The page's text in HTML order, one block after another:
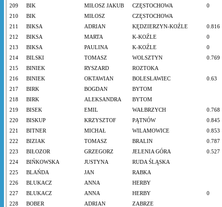
209
BIK MIŁOSZ JAKUB CZĘSTOCHOWA
0
210
BIK MIŁOSZ
CZĘSTOCHOWA
211
BIKSA ADRIAN KĘDZIERZYN-KOŹLE
0.816
212
BIKSA MARTA K-KOŹLE
0
213
BIKSA PAULINA K-KOŹLE
0
214
BILSKI TOMASZ WOLSZTYN
0.769
215
BINIEK RYSZARD
ROZTOKA
216
BINIEK OKTAWIAN BOLESŁAWIEC
0.63
217
BIRK BOGDAN
BYTOM
218
BIRK ALEKSANDRA
BYTOM
219
BISEK EMIL WAŁBRZYCH
0.768
220
BISKUP KRZYSZTOF PĄTNÓW
0.845
221
BITNER MICHAŁ WILAMOWICE
0.853
222
BIZIAK TOMASZ BRALIN
0.787
223
BIŁOZOR GRZEGORZ JELENIA GÓRA
0.527
224
BIŃKOWSKA JUSTYNA
RUDA ŚLĄSKA
225
BLAŃDA JAN
RABKA
226
BLUKACZ ANNA
HERBY
227
BLUKACZ ANNA HERBY
0
228
BOBER ADRIAN
ZABRZE